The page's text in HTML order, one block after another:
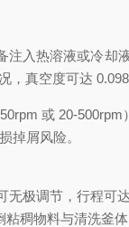
注入热溶液或冷却
，真空度可达
或 20-500rpm
掉屑风险。
无极调节，行程可达
稠物料与清洗釜体